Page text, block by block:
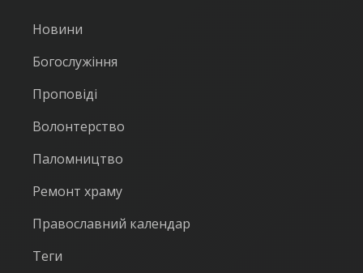
Новини
Богослужіння
Проповіді
Волонтерство
Паломництво
Ремонт храму
Православний календар
Теги